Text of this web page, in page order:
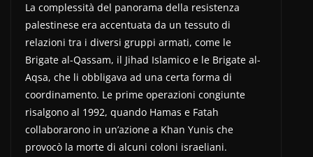
La complessità del panorama della resistenza
palestinese era accentuata da un tessuto di
relazioni tra i diversi gruppi armati, come le
Brigate al-Qassam, il Jihad Islamico e le Brigate al-
Aqsa, che li obbligava ad una certa forma di
coordinamento. Le prime operazioni congiunte
risalgono al 1992, quando Hamas e Fatah
collaborarono in un’azione a Khan Yunis che
provocò la morte di alcuni coloni israeliani.